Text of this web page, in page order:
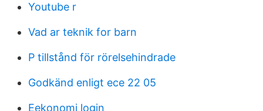
Youtube r
Vad ar teknik for barn
P tillstånd för rörelsehindrade
Godkänd enligt ece 22 05
Eekonomi login